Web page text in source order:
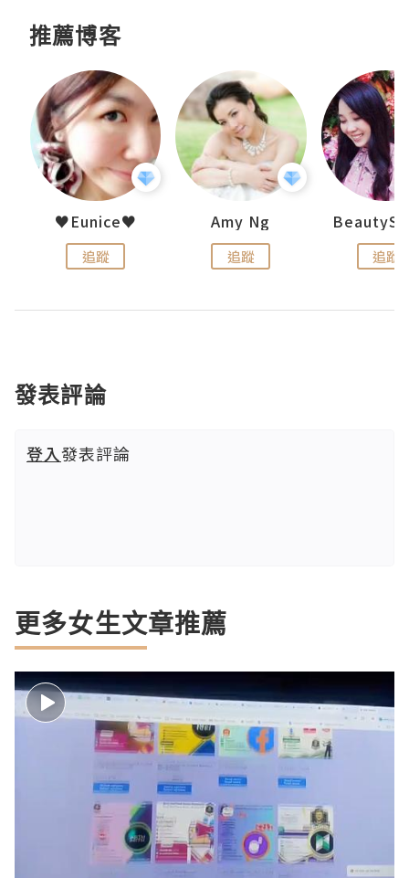
推薦博客
♥Eunice♥
追蹤
Amy Ng
追蹤 追蹤
發表評論
登入發表評論
更多女生文章推薦